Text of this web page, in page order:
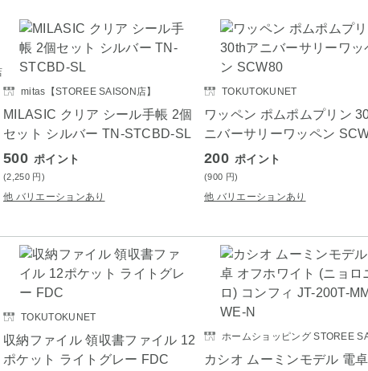
mitas【STOREE SAISON店】
MILASIC クリア シール手帳 2個
セット シルバー TN-STCBD-SL
500 ポイント
(2,250 円)
他 バリエーションあり
TOKUTOKUNET
ワッペン ポムポムプリン
ニバーサリーワッペン
200 ポイント
(900 円)
他 バリエーションあり
TOKUTOKUNET
収納ファイル 領収書ファイル 12
ポケット ライトグレー FDC
ホームショッピング STOREE
カシオ ムーミンモデル 電